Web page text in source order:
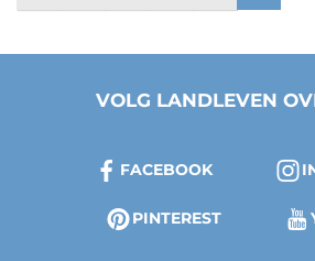
VOLG LANDLEVEN
FACEBOOK
PINTEREST